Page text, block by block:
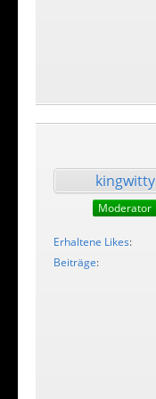
kingwitty
Moderator
Erhaltene Likes
Beiträge